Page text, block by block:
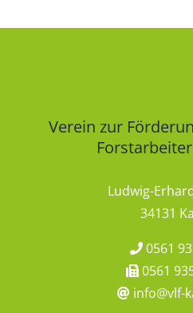
Verein zur
Forstarbeiter
Ludwig-
34131
0561
0561
info@vlf-